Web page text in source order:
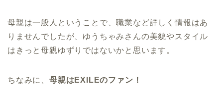
母親は一般人ということで、職業など詳しく情報はあ
りませんでしたが、ゆうちゃみさんの美貌やスタイル
はきっと母親ゆずりではないかと思います。
ちなみに、 母親はEXILEのファン！